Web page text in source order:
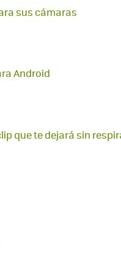
sus cámaras
Android
que te dejará sin